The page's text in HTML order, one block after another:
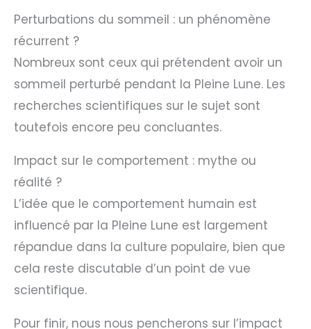
Perturbations du sommeil : un phénomène
récurrent ?
Nombreux sont ceux qui prétendent avoir un
sommeil perturbé pendant la Pleine Lune. Les
recherches scientifiques sur le sujet sont
toutefois encore peu concluantes.
Impact sur le comportement : mythe ou
réalité ?
L’idée que le comportement humain est
influencé par la Pleine Lune est largement
répandue dans la culture populaire, bien que
cela reste discutable d’un point de vue
scientifique.
Pour finir, nous nous pencherons sur l’impact